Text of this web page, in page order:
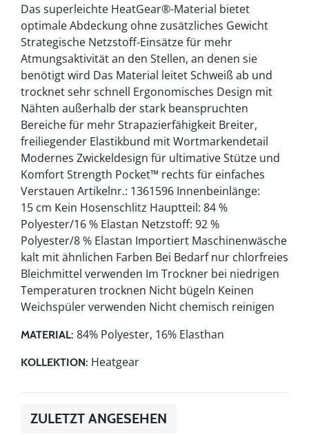
Das superleichte HeatGear®-Material bietet
optimale Abdeckung ohne zusätzliches Gewicht
Strategische Netzstoff-Einsätze für mehr
Atmungsaktivität an den Stellen, an denen sie
benötigt wird Das Material leitet Schweiß ab und
trocknet sehr schnell Ergonomisches Design mit
Nähten außerhalb der stark beanspruchten
Bereiche für mehr Strapazierfähigkeit Breiter,
freiliegender Elastikbund mit Wortmarkendetail
Modernes Zwickeldesign für ultimative Stütze und
Komfort Strength Pocket™ rechts für einfaches
Verstauen Artikelnr.: 1361596 Innenbeinlänge:
15 cm Kein Hosenschlitz Hauptteil: 84 %
Polyester/16 % Elastan Netzstoff: 92 %
Polyester/8 % Elastan Importiert Maschinenwäsche
kalt mit ähnlichen Farben Bei Bedarf nur chlorfreies
Bleichmittel verwenden Im Trockner bei niedrigen
Temperaturen trocknen Nicht bügeln Keinen
Weichspüler verwenden Nicht chemisch reinigen
MATERIAL: 84% Polyester, 16% Elasthan
KOLLEKTION: Heatgear
ZULETZT ANGESEHEN